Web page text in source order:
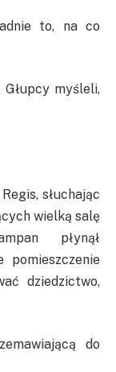
to, na co
myśleli,
słuchając
wielką salę
płynął
pomieszczenie
dziedzictwo,
do